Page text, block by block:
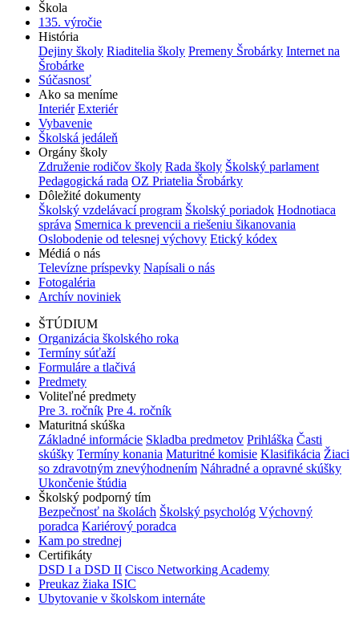
Škola
135. výročie
História
Dejiny školy Riaditelia školy Premeny Šrobárky Internet na
Šrobárke
Súčasnosť
Ako sa meníme
Interiér Exteriér
Vybavenie
Školská jedáleň
Orgány školy
Združenie rodičov školy Rada školy Školský parlament
Pedagogická rada OZ Priatelia Šrobárky
Dôležité dokumenty
Školský vzdelávací program Školský poriadok Hodnotiaca
správa Smernica k prevencii a riešeniu šikanovania
Oslobodenie od telesnej výchovy Etický kódex
Médiá o nás
Televízne príspevky Napísali o nás
Fotogaléria
Archív noviniek
ŠTÚDIUM
Organizácia školského roka
Termíny súťaží
Formuláre a tlačivá
Predmety
Voliteľné predmety
Pre 3. ročník Pre 4. ročník
Maturitná skúška
Základné informácie Skladba predmetov Prihláška Časti
skúšky Termíny konania Maturitné komisie Klasifikácia Žiaci
so zdravotným znevýhodnením Náhradné a opravné skúšky
Ukončenie štúdia
Školský podporný tím
Bezpečnosť na školách Školský psychológ Výchovný
poradca Kariérový poradca
Kam po strednej
Certifikáty
DSD I a DSD II Cisco Networking Academy
Preukaz žiaka ISIC
Ubytovanie v školskom internáte